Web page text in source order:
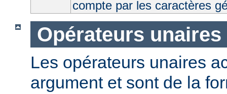
compte par les caractères
Opérateurs unaires
Les opérateurs unaires
argument et sont de la